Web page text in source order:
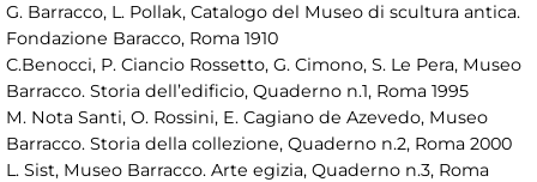
G. Barracco, L. Pollak, Catalogo del Museo di scultura antica.
Fondazione Baracco, Roma 1910
C.Benocci, P. Ciancio Rossetto, G. Cimono, S. Le Pera, Museo
Barracco. Storia dell’edificio, Quaderno n.1, Roma 1995
M. Nota Santi, O. Rossini, E. Cagiano de Azevedo, Museo
Barracco. Storia della collezione, Quaderno n.2, Roma 2000
L. Sist, Museo Barracco. Arte egizia, Quaderno n.3, Roma